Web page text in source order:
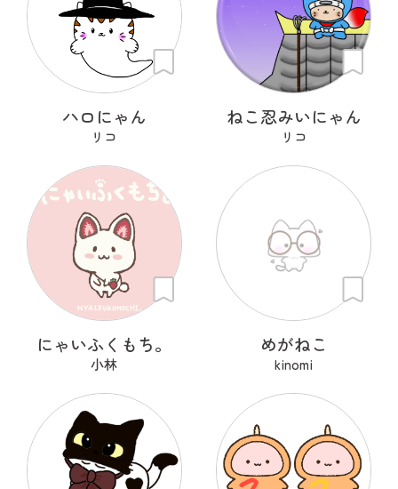
ハロにゃん
リコ
ねこ忍みいにゃん
リコ
にゃいふくもち。
小林
めがねこ
kinomi